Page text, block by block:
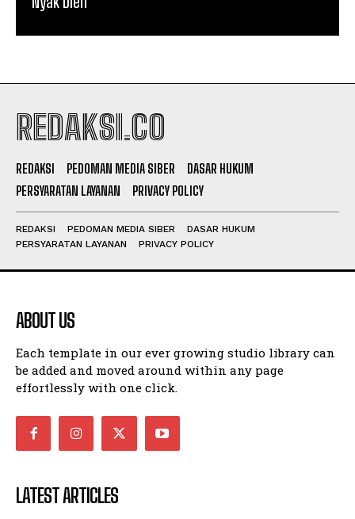
REDAKSI.CO
REDAKSI PEDOMAN MEDIA SIBER
DASAR HUKUM
PERSYARATAN LAYANAN
PRIVACY POLICY
REDAKSI PEDOMAN MEDIA SIBER
DASAR HUKUM
PERSYARATAN LAYANAN
PRIVACY POLICY
ABOUT US
Each template in our ever growing studio library can
be added and moved around within any page
effortlessly with one click.
LATEST ARTICLES